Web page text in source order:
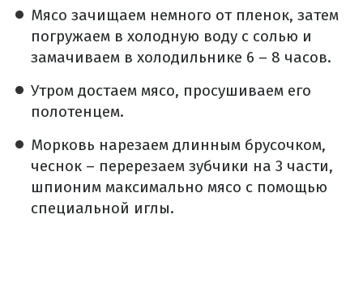
Мясо зачищаем немного от пленок, затем
погружаем в холодную воду с солью и
замачиваем в холодильнике 6 – 8 часов.
Утром достаем мясо, просушиваем его
полотенцем.
Морковь нарезаем длинным брусочком,
чеснок – перерезаем зубчики на 3 части,
шпионим максимально мясо с помощью
специальной иглы.